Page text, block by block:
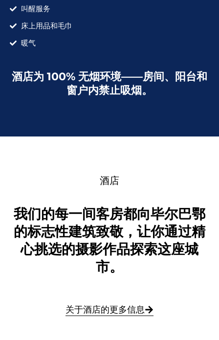
叫醒服务
床上用品和毛巾
暖气
酒店为 100% 无烟环境——房间、阳台和
窗户内禁止吸烟。
酒店
我们的每一间客房都向毕尔巴鄂
的标志性建筑致敬，让你通过精
心挑选的摄影作品探索这座城
市。
关于酒店的更多信息